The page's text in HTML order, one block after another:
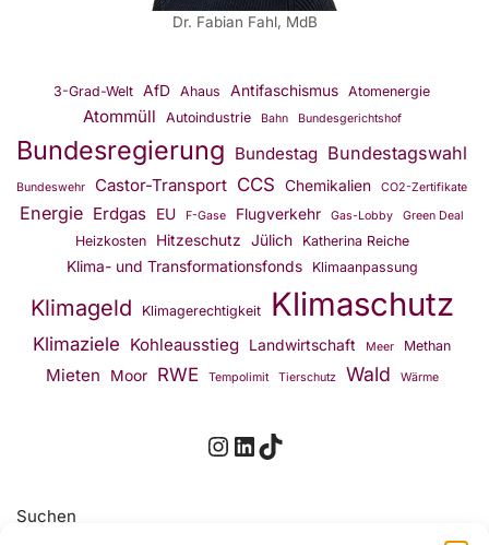
Dr. Fabian Fahl, MdB
3-Grad-Welt AfD Ahaus Antifaschismus Atomenergie
Atommüll Autoindustrie Bahn Bundesgerichtshof
Bundesregierung Bundestag Bundestagswahl
Bundeswehr Castor-Transport CCS Chemikalien CO2-Zertifikate
Energie Erdgas EU F-Gase Flugverkehr Gas-Lobby Green Deal
Heizkosten Hitzeschutz Jülich Katherina Reiche
Klima- und Transformationsfonds Klimaanpassung
Klimageld Klimagerechtigkeit Klimaschutz
Klimaziele Kohleausstieg Landwirtschaft Meer Methan
Mieten Moor RWE Tempolimit Tierschutz Wald Wärme
Suchen